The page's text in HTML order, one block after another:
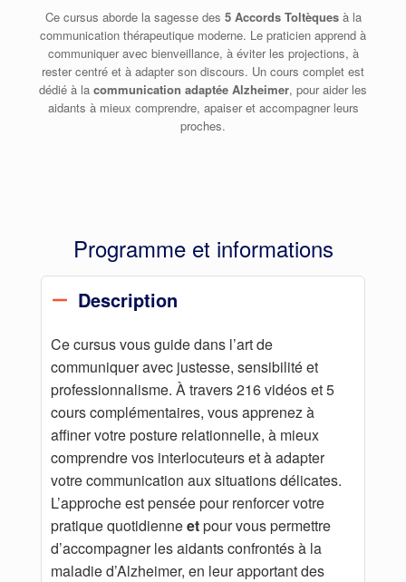
Ce cursus aborde la sagesse des 5 Accords Toltèquesà la
communication thérapeutique moderne. Le praticien apprend à
communiquer avec bienveillance, à éviter les projections, à
rester centré et à adapter son discours. Un cours complet est
dédié à la communication adaptée Alzheimer, pour aider les
aidants à mieux comprendre, apaiser et accompagner leurs
proches.
Programme et informations
Description
Ce cursus vous guide dans l’art de
communiquer avec justesse, sensibilité et
professionnalisme. À travers 216 vidéos et 5
cours complémentaires, vous apprenez à
affiner votre posture relationnelle, à mieux
comprendre vos interlocuteurs et à adapter
votre communication aux situations délicates.
L’approche est pensée pour renforcer votre
pratique quotidienneetpour vous permettre
d’accompagner les aidants confrontés à la
maladie d’Alzheimer, en leur apportant des